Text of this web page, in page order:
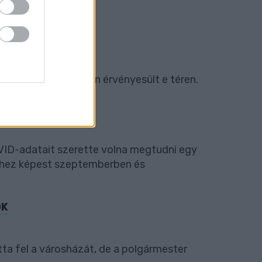
csak szavakban érvényesült e téren.
adatait szerette volna megtudni egy
képest szeptemberben és
fel a városházát, de a polgármester